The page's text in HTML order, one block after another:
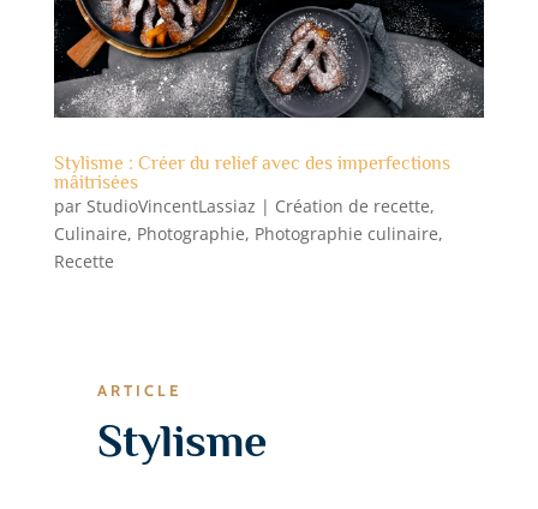
Stylisme : Créer du relief avec des imperfections
mâitrisées
par StudioVincentLassiaz | Création de recette,
Culinaire, Photographie, Photographie culinaire,
Recette
ARTICLE
Stylisme